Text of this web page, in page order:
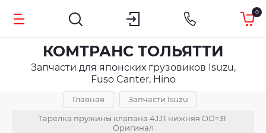
0
КОМТРАНС ТОЛЬЯТТИ
Запчасти для японских грузовиков Isuzu,
Fuso Canter, Hino
Главная
Запчасти Isuzu
Тарелка пружины клапана 4JJ1 нижняя OD=31
Оригинал